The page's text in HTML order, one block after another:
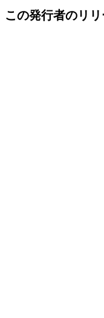
この発行者のリリ